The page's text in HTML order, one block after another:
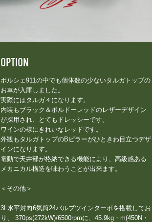
OPTION
ポルシェ911の中でも個体数の少ないタルガトップの
お車が入庫しました。
実際にはタルガ４になります。
内装もブラック＆ボルドーレッドのレザーデザイン
が採用され、とてもドレッシーです。
ワインの様にきれいなレッドです。
外観もタルガトップのBピラーがひときわ目立つデザ
インになります。
電動で天井部が格納できる機能により、高級感ある
メカニカル構造を味わうことが出来ます。
＜その他＞
3L水平対向6気筒24バルブツインターボを搭載してお
り、 370ps(272kW)/6500rpmに、45.9kg・m(450N・